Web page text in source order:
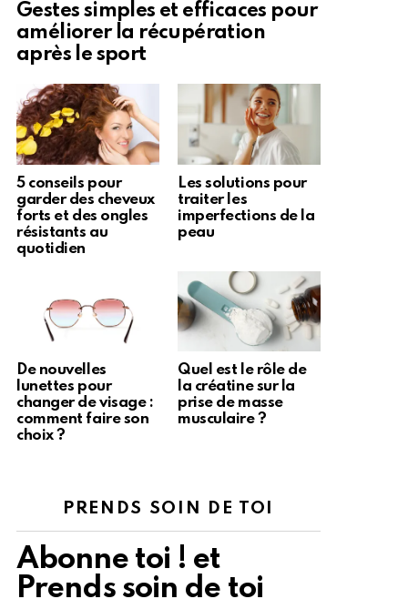
Gestes simples et efficaces pour
améliorer la récupération
après le sport
5 conseils pour
garder des cheveux
forts et des ongles
résistants au
quotidien
Les solutions pour
traiter les
imperfections de la
peau
De nouvelles
lunettes pour
changer de visage :
comment faire son
choix ?
Quel est le rôle de
la créatine sur la
prise de masse
musculaire ?
PRENDS SOIN DE TOI
Abonne toi ! et
Prends soin de toi